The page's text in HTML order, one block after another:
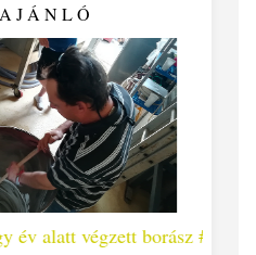
végzett borász #25